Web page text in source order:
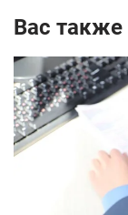
Вас также